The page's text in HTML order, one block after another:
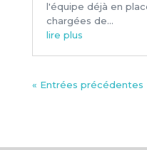
l'équipe déjà en
chargées de...
lire plus
« Entrées précédentes